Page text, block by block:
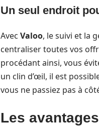
Un seul endroit
Avec Valoo, le suivi et la
centraliser toutes vos
procédant ainsi, vous
un clin d’œil, il est
vous ne passiez pas à
Les